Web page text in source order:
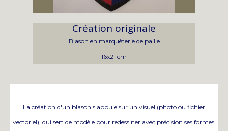
Création originale
Blason en marquèterie de paille
16x21 cm
La création d'un blason s'appuie sur un visuel (photo ou fichier
vectoriel), qui sert de modèle pour redessiner avec précision ses formes.